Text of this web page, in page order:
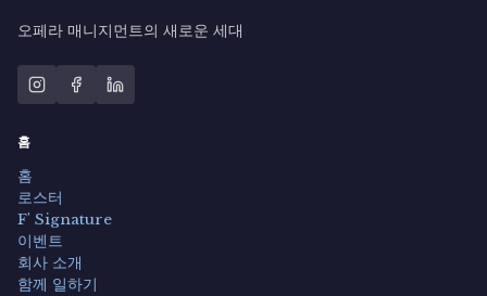
오페라 매니지먼트의 새로운 세대
홈
홈
로스터
F' Signature
이벤트
회사 소개
함께 일하기